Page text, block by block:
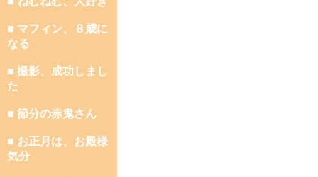
■ マフィン、８歳に
なる
■ 撮影、成功しまし
た
■ 節分の赤鬼さん
■ お正月は、お殿様
気分